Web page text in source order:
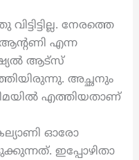
നേരത്തെ
എന്ന
ആട്സ്
അച്ഛനും
എത്തിയതാണ്
ഓരോ
ഇപ്പോഴിതാ